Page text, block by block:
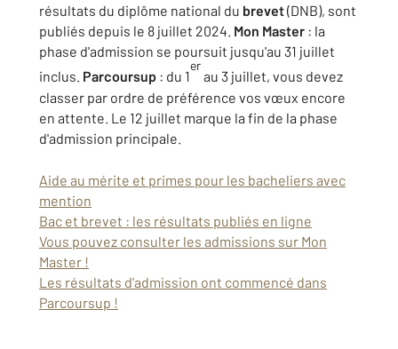
résultats du diplôme national du brevet(DNB), sont
publiés depuis le 8 juillet 2024. Mon Master : la
phase d'admission se poursuit jusqu'au 31 juillet
inclus. Parcoursup : du 1
er
au 3 juillet, vous devez
classer par ordre de préférence vos vœux encore
en attente. Le 12 juillet marque la fin de la phase
d'admission principale.
Aide au mérite et primes pour les bacheliers avec
mention
Bac et brevet : les résultats publiés en ligne
Vous pouvez consulter les admissions sur Mon
Master !
Les résultats d'admission ont commencé dans
Parcoursup !